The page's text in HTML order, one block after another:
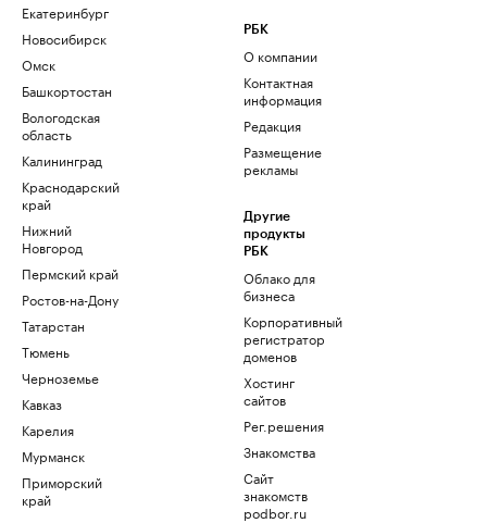
Екатеринбург
Новосибирск
Омск
Башкортостан
Вологодская
область
Калининград
Краснодарский
край
Нижний
Новгород
Пермский край
Ростов-на-Дону
Татарстан
Тюмень
Черноземье
Кавказ
Карелия
Мурманск
Приморский
край
РБК
О компании
Контактная
информация
Редакция
Размещение
рекламы
Другие
продукты
РБК
Облако для
бизнеса
Корпоративный
регистратор
доменов
Хостинг
сайтов
Рег.решения
Знакомства
Сайт
знакомств
podbor.ru